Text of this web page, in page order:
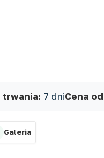
trwania: 7 dniCena
Galeria